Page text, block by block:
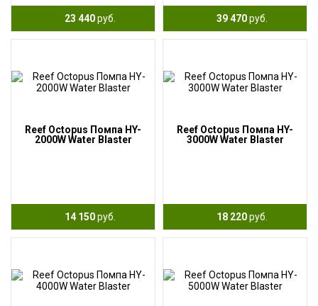
23 440руб. 39 470руб.
Reef Octopus Помпа HY-
2000W Water Blaster
14 150руб.
Reef Octopus Помпа HY-
3000W Water Blaster
18 220руб.